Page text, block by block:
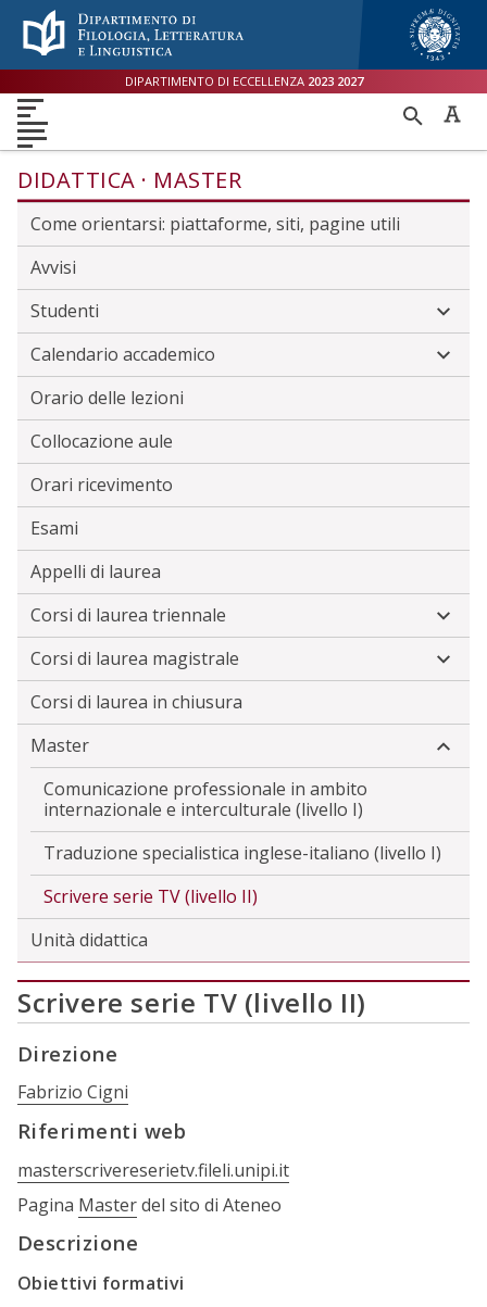
Menù accessibilità
to main menu
to content
DIPARTIMENTO DI ECCELLENZA 2023 2027
DIDATTICA MASTER
Come orientarsi: piattaforme, siti, pagine utili
Avvisi
Studenti
Calendario accademico
Orario delle lezioni
Collocazione aule
Orari ricevimento
Esami
Appelli di laurea
Corsi di laurea triennale
Corsi di laurea magistrale
Corsi di laurea in chiusura
Master
Comunicazione professionale in ambito
internazionale e interculturale (livello I)
Traduzione specialistica inglese-italiano (livello I)
Scrivere serie TV (livello II)
Unità didattica
Scrivere serie TV (livello II)
Direzione
Fabrizio Cigni
Riferimenti web
masterscrivereserietv.fileli.unipi.it
Pagina Masterdel sito di Ateneo
Descrizione
Obiettivi formativi